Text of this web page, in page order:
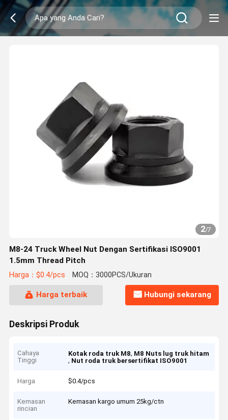
2/7
M8-24 Truck Wheel Nut Dengan Sertifikasi ISO9001
1.5mm Thread Pitch
Harga：$0.4/pcs MOQ：3000PCS/Ukuran
Harga terbaik Hubungi sekarang
Deskripsi Produk
Cahaya
Tinggi
Kotak roda truk M8, M8 Nuts lug truk hitam
, Nut roda truk bersertifikat ISO9001
Harga $0.4/pcs
Kemasan
rincian
Kemasan kargo umum 25kg/ctn